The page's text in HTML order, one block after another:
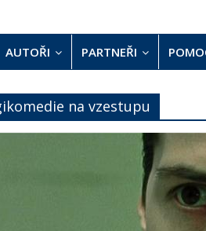
AUTOŘI PARTNEŘI
na vzestupu